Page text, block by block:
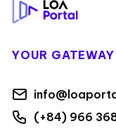
YOUR
(+84) 966